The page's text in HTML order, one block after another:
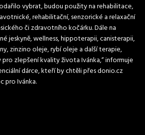
vybrat, budou použity na rehabilitace,
rehabilitační, senzorické a relaxační
či zdravotního kočárku. Dále na
jeskyně, wellness, hippoterapii, canisterapii,
zinzino oleje, rybí oleje a další terapie,
zlepšení kvality života Ivánka,“ informuje
dárce, kteří by chtěli přes donio.cz
pro Ivánka.